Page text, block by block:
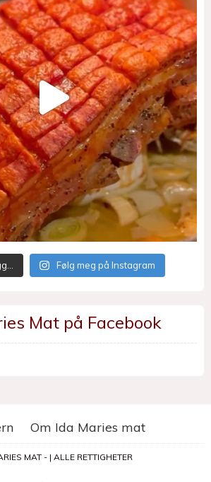
Følg meg på Instagram
Mat på Facebook
Om Ida Maries mat
MAT - | ALLE RETTIGHETER